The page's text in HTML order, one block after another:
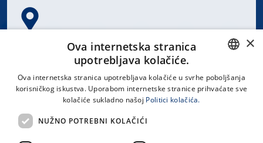
Spinčićeva 1, 21000 Split
CROATIAN
×
Ova internetska stranica
upotrebljava kolačiće.
Ova internetska stranica upotrebljava kolačiće u svrhe poboljšanja
korisničkog iskustva. Uporabom internetske stranice prihvaćate sve
kolačiće sukladno našoj Politici kolačića.
NUŽNO POTREBNI KOLAČIĆI